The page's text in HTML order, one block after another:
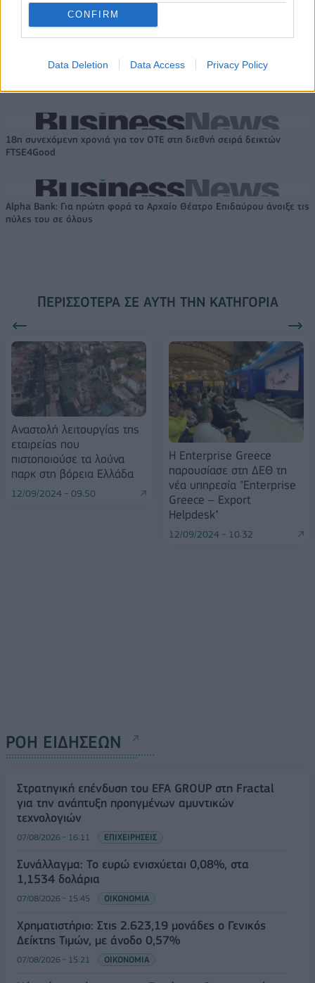
CONFIRM
Data Deletion Data Access Privacy Policy
18.990 ευρώ
συνεχίζουν μαζί: Ανανέωση της
συνεργασίας τους μέχρι το
18η συνεχόμενη χρονιά για τον ΟΤΕ στη διεθνή σειρά δεικτών
FTSE4Good
Alpha Bank: Για πρώτη φορά το Αρχαίο Θέατρο Επιδαύρου άνοιξε τις
πύλες του σε όλους
ΠΕΡΙΣΣΌΤΕΡΑ ΣΕ ΑΥΤΉ ΤΗΝ ΚΑΤΗΓΟΡΊΑ
Αναστολή λειτουργίας της
εταιρείας που
πιστοποιούσε τα λούνα
παρκ στη βόρεια Ελλάδα
12/09/2024 - 09:50
Η Enterprise Greece
παρουσίασε στη ΔΕΘ τη
νέα υπηρεσία "Enterprise
Greece – Export
Helpdesk"
12/09/2024 - 10:32
ΡΟΗ ΕΙΔΗΣΕΩΝ
Στρατηγική επένδυση του EFA GROUP στη Fractal
για την ανάπτυξη προηγμένων αμυντικών
τεχνολογιών
07/08/2026 - 16:11 ΕΠΙΧΕΙΡΗΣΕΙΣ
Συνάλλαγμα: Το ευρώ ενισχύεται 0,08%, στα
1,1534 δολάρια
07/08/2026 - 15:45 ΟΙΚΟΝΟΜΙΑ
Χρηματιστήριο: Στις 2.623,19 μονάδες ο Γενικός
Δείκτης Τιμών, με άνοδο 0,57%
07/08/2026 - 15:21 ΟΙΚΟΝΟΜΙΑ